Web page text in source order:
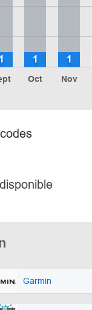
1
Oct
1
Nov
1
Garmin